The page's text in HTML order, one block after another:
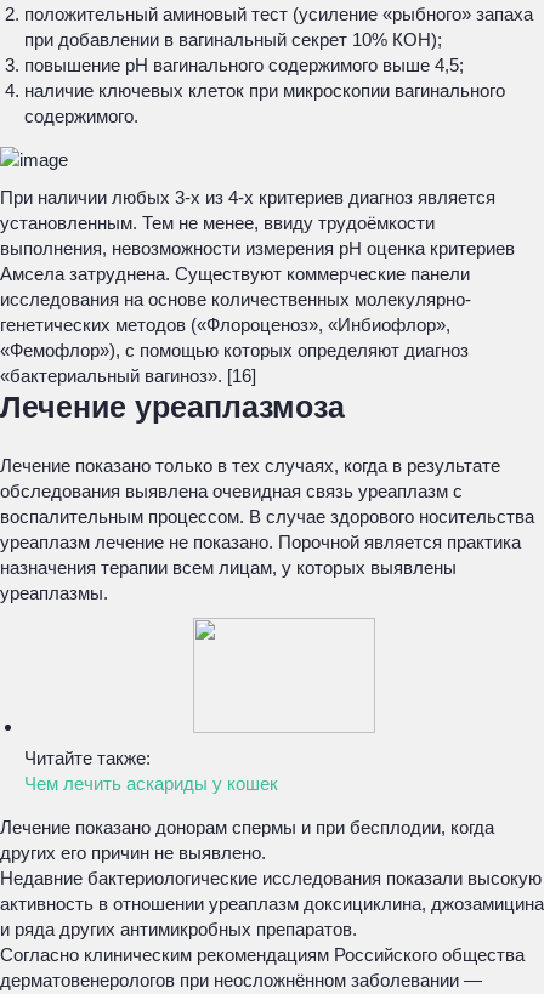
положительный аминовый тест (усиление «рыбного» запаха
при добавлении в вагинальный секрет 10% КОН);
повышение рН вагинального содержимого выше 4,5;
наличие ключевых клеток при микроскопии вагинального
содержимого.
При наличии любых 3-х из 4-х критериев диагноз является
установленным. Тем не менее, ввиду трудоёмкости
выполнения, невозможности измерения рН оценка критериев
Амсела затруднена. Существуют коммерческие панели
исследования на основе количественных молекулярно-
генетических методов («Флороценоз», «Инбиофлор»,
«Фемофлор»), с помощью которых определяют диагноз
«бактериальный вагиноз». [16]
Лечение уреаплазмоза
Лечение показано только в тех случаях, когда в результате
обследования выявлена очевидная связь уреаплазм с
воспалительным процессом. В случае здорового носительства
уреаплазм лечение не показано. Порочной является практика
назначения терапии всем лицам, у которых выявлены
уреаплазмы.
Читайте также:
Чем лечить аскариды у кошек
Лечение показано донорам спермы и при бесплодии, когда
других его причин не выявлено.
Недавние бактериологические исследования показали высокую
активность в отношении уреаплазм доксициклина, джозамицина
и ряда других антимикробных препаратов.
Согласно клиническим рекомендациям Российского общества
дерматовенерологов при неосложнённом заболевании —